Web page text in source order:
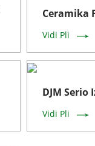
Ceramika
Vidi Pli
DJM
Vidi Pli